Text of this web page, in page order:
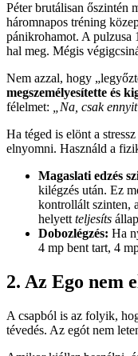
Péter brutálisan őszintén
háromnapos tréning
pánikrohamot. A pulzusa
hal meg. Mégis
Nem azzal, hogy
megszemélyesítette és
félelmet:
„Na, csak
Ha téged is elönt a
elnyomni. Használd a
Magaslati edzés
kilégzés után. Ez
kontrollált szinten,
helyett teljesíts
Dobozlégzés: Ha
4 mp bent tart, 4
2. Az Ego nem
A csapból is az folyik,
tévedés. Az egót nem